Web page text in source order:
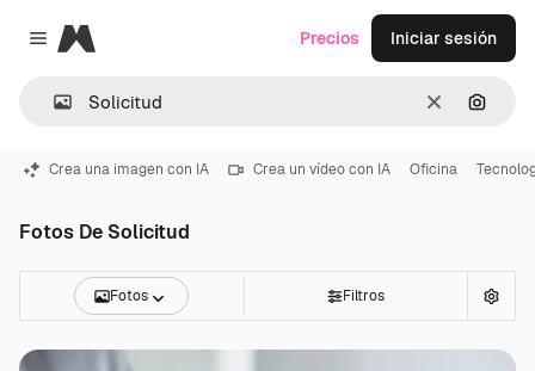
Close menu
Magnific
Borrar
Precios Iniciar sesión
Crea una imagen con IA Crea un vídeo con IA Oficina
Fotos De Solicitud
Fotos Filtros